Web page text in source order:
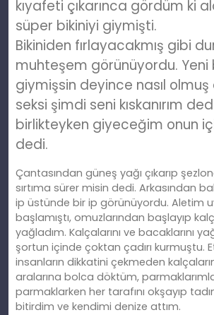
kıyafeti çıkarınca gördüm ki
süper bikiniyi giymişti.
Bikiniden fırlayacakmış gibi
muhteşem görünüyordu. Yeni
giymişsin deyince nasıl
seksi şimdi seni kıskanırım
birlikteyken giyeceğim onun
dedi.
Çantasından güneş yağı çıkarıp
sırtıma sürer misin dedi. Arkasından
ip üstünde bir ip görünüyordu. Aletim
başlamıştı, omuzlarından başlayıp
yağladım. Kalçalarını ve bacaklarını
şortun içinde çoktan çadırı kurmuştu.
insanların dikkatini çekmeden
aralarına bolca döktüm,
parmaklarken her tarafını okşayıp
bitirdim ve kendimi denize attım.